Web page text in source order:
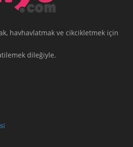
havhavlatmak ve cikcikletmek için
dileğiyle.